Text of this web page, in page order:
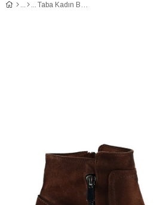
Taba Kadın Bot C854010102